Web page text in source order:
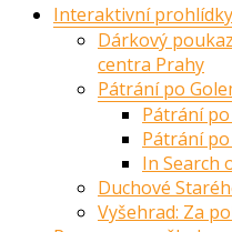
Interaktivní
Dárkový
centra Prahy
Pátrání po
Pátrání
Pátrání
In Search
Duchové
Vyšehrad: Za